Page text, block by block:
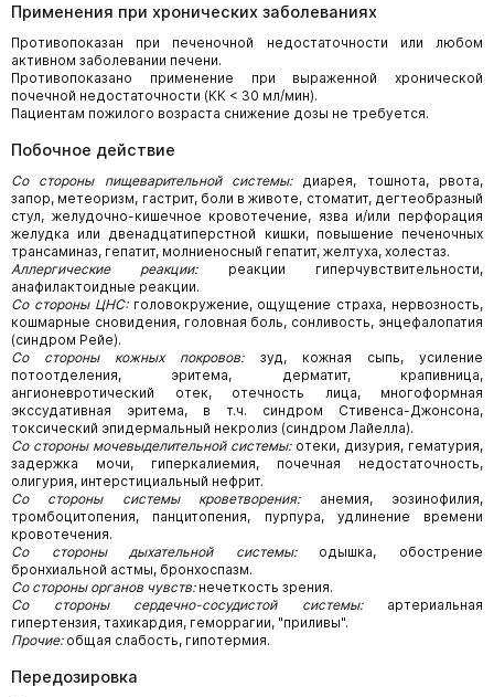
Применения при хронических заболеваниях
Противопоказан при печеночной недостаточности или любом
активном заболевании печени.
Противопоказано применение при выраженной хронической
почечной недостаточности (КК < 30 мл/мин).
Пациентам пожилого возраста снижение дозы не требуется.
Побочное действие
Со стороны пищеварительной системы: диарея, тошнота, рвота,
запор, метеоризм, гастрит, боли в животе, стоматит, дегтеобразный
стул, желудочно-кишечное кровотечение, язва и/или перфорация
желудка или двенадцатиперстной кишки, повышение печеночных
трансаминаз, гепатит, молниеносный гепатит, желтуха, холестаз.
Аллергические реакции: реакции гиперчувствительности,
анафилактоидные реакции.
Со стороны ЦНС: головокружение, ощущение страха, нервозность,
кошмарные сновидения, головная боль, сонливость, энцефалопатия
(синдром Рейе).
Со стороны кожных покровов: зуд, кожная сыпь, усиление
потоотделения, эритема, дерматит, крапивница,
ангионевротический отек, отечность лица, многоформная
экссудативная эритема, в т.ч. синдром Стивенса-Джонсона,
токсический эпидермальный некролиз (синдром Лайелла).
Со стороны мочевыделительной системы: отеки, дизурия, гематурия,
задержка мочи, гиперкалиемия, почечная недостаточность,
олигурия, интерстициальный нефрит.
Со стороны системы кроветворения: анемия, эозинофилия,
тромбоцитопения, панцитопения, пурпура, удлинение времени
кровотечения.
Со стороны дыхательной системы: одышка, обострение
бронхиальной астмы, бронхоспазм.
Со стороны органов чувств: нечеткость зрения.
Со стороны сердечно-сосудистой системы: артериальная
гипертензия, тахикардия, геморрагии, "приливы".
Прочие: общая слабость, гипотермия.
Передозировка